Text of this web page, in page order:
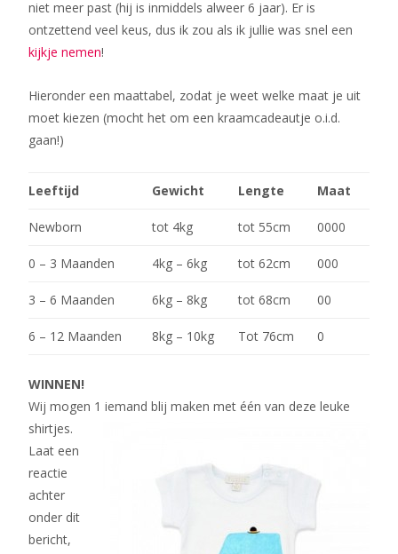
niet meer past (hij is inmiddels alweer 6 jaar). Er is
ontzettend veel keus, dus ik zou als ik jullie was snel een
kijkje nemen!
Hieronder een maattabel, zodat je weet welke maat je uit
moet kiezen (mocht het om een kraamcadeautje o.i.d.
gaan!)
Leeftijd Gewicht Lengte Maat
Newborn tot 4kg tot 55cm 0000
0 – 3 Maanden 4kg – 6kg tot 62cm 000
3 – 6 Maanden 6kg – 8kg tot 68cm 00
6 – 12 Maanden 8kg – 10kg Tot 76cm 0
WINNEN!
Wij mogen 1 iemand blij maken met één van deze leuke
shirtjes.
Laat een
reactie
achter
onder dit
bericht,